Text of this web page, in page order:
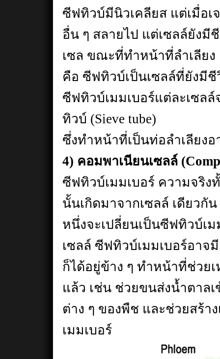
ซีฟทิวบ์มีนิวเคลียส แต่เมื่อเ
อื่น ๆ สลายไป แต่เซลล์ยังมี
เซล ขณะที่ทำหน้าที่ลำเลีย
คือ ซีฟทิวบ์เป็นเซลล์ที่ยังมี
ซีฟทิวบ์เมมเบอร์แต่ละเซลล์
ทิวบ์ (Sieve tube)
ซึ่งทำหน้าที่เป็นท่อลำเลียงอ
4) คอมพาเนียนเซลล์
ซีฟทิวบ์เมมเบอร์ ความจริง
นั้นเกิดมาจากเซลล์ เดียวกั
หนึ่งจะเปลี่ยนเป็นซีฟทิวบ์เ
เซลล์ ซีฟทิวบ์เมมเบอร์อาจ
ก็ได้อยู่ข้าง ๆ ทำหน้าที่ช่วย
แล้ว เช่น ช่วยขนส่งน้ำตาล
ต่าง ๆ ของพืช และช่วยสร้
เมมเบอร์